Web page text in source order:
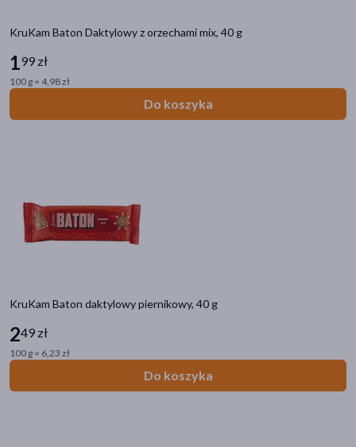
KruKam Baton Daktylowy z orzechami mix, 40 g
199 zł
100 g = 4,98 zł
Do koszyka
KruKam Baton daktylowy piernikowy, 40 g
249 zł
100 g = 6,23 zł
Do koszyka